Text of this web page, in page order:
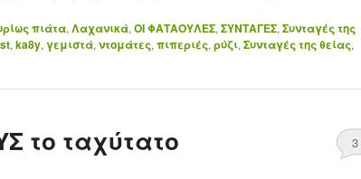
πιάτα, Λαχανικά, ΟΙ ΦΑΤΑΟΥΛΕΣ, ΣΥΝΤΑΓΕΣ, Συνταγές της
, ka8y, γεμιστά, ντομάτες, πιπεριές, ρύζι, Συνταγές της θείας,
το ταχύτατο 3